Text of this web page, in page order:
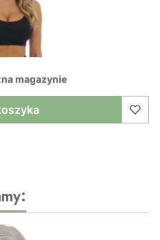
na magazynie